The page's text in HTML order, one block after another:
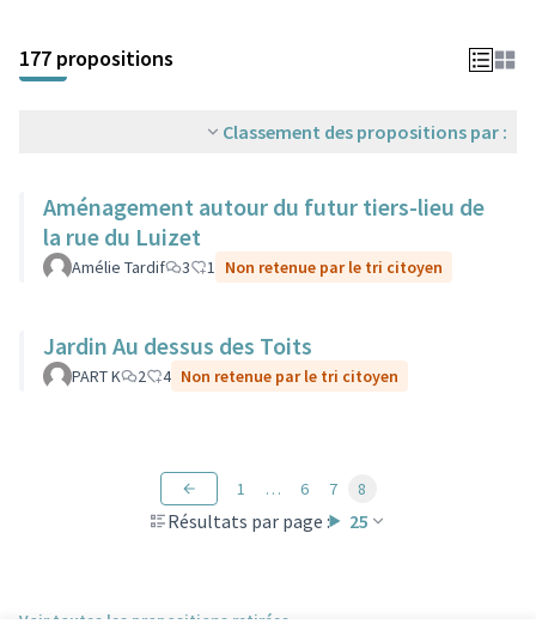
177 propositions
Classement des propositions par :
Aménagement autour du futur tiers-lieu de
la rue du Luizet
Amélie Tardif 3 1 Non retenue par le tri citoyen
Jardin Au dessus des Toits
PART K 2 4 Non retenue par le tri citoyen
Résultats par page : 25
1 … 6 7 8